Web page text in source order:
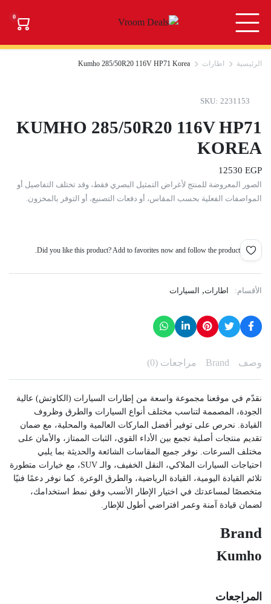
0
الرئيسية اطارات Kumho 285/50R20 116V HP71 Korea
SKU: 2231153
KUMHO 285/50R20 116V HP71
KOREA
12530 EGP
الصور المعروضة للمنتج لأغراض التمثيل البصري فقط، وقد تختلف التفاصيل أو
المواصفات الفعلية بحسب المقاس، أو دفعات التصنيع، أو التوفر بالمخزون.
Did you like this product? Add to favorites now and follow the product.
الأقسام: اطارات, السيارات
وصف Brand مراجعات (0)
نقدّم في موقعنا مجموعة واسعة من إطارات السيارات (الكاوتش) عالية
الجودة، المصممة لتناسب مختلف أنواع السيارات والطرق وظروف
القيادة. نحرص على توفير أفضل الماركات العالمية والمحلية، مع ضمان
تقديم منتجات أصلية تجمع بين الأداء القوي، الثبات الممتاز، والأمان على
مختلف السرعات. نوفر جميع المقاسات الشائعة والحديثة بما يلبي
احتياجات السيارات الملاكي، النقل الخفيف، والـ SUV، مع خيارات متطورة
تلائم القيادة اليومية، القيادة الرياضية، والطرق الوعرة. كما نوفر دعمًا فنيًا
متخصصًا لمساعدتك في اختيار الإطار الأنسب وفق نمط استخدامك،
لضمان قيادة آمنة وعمر افتراضي أطول للإطار.
Brand
Kumho
المراجعات